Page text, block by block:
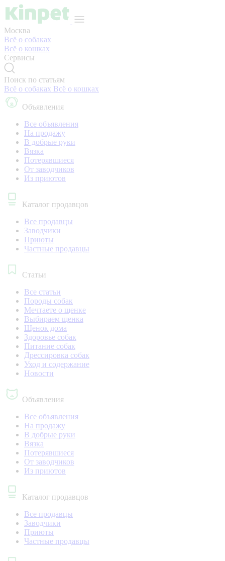
Москва
Всё о собаках
Всё о кошках
Сервисы
Поиск по статьям
Всё о собаках Всё о кошках
Объявления
Все объявления
На продажу
В добрые руки
Вязка
Потерявшиеся
От заводчиков
Из приютов
Каталог продавцов
Все продавцы
Заводчики
Приюты
Частные продавцы
Статьи
Все статьи
Породы собак
Мечтаете о щенке
Выбираем щенка
Щенок дома
Здоровье собак
Питание собак
Дрессировка собак
Уход и содержание
Новости
Объявления
Все объявления
На продажу
В добрые руки
Вязка
Потерявшиеся
От заводчиков
Из приютов
Каталог продавцов
Все продавцы
Заводчики
Приюты
Частные продавцы